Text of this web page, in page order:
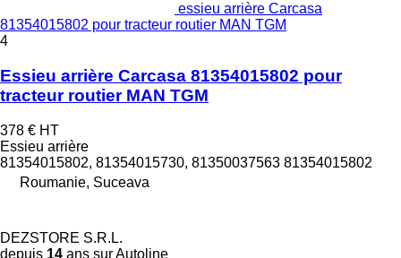
essieu arrière Carcasa
81354015802 pour tracteur routier MAN TGM
4
Essieu arrière Carcasa 81354015802 pour
tracteur routier MAN TGM
378 € HT
Essieu arrière
81354015802, 81354015730, 81350037563 81354015802
Roumanie, Suceava
DEZSTORE S.R.L.
depuis 14 ans sur Autoline